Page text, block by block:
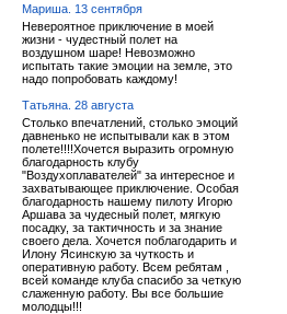
Мариша. 13 сентября
Невероятное приключение в моей
жизни - чудестный полет на
воздушном шаре! Невозможно
испытать такие эмоции на земле, это
надо попробовать каждому!
Татьяна. 28 августа
Столько впечатлений, столько эмоций
давненько не испытывали как в этом
полете!!!!Хочется выразить огромную
благодарность клубу
"Воздухоплавателей" за интересное и
захватывающее приключение. Особая
благодарность нашему пилоту Игорю
Аршава за чудесный полет, мягкую
посадку, за тактичность и за знание
своего дела. Хочется поблагодарить и
Илону Ясинскую за чуткость и
оперативную работу. Всем ребятам ,
всей команде клуба спасибо за четкую
слаженную работу. Вы все большие
молодцы!!!